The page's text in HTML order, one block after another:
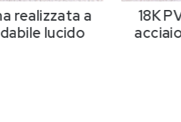
rigido in
fatto a
in